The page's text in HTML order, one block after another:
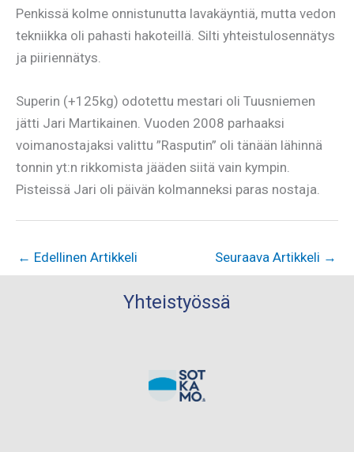
Penkissä kolme onnistunutta lavakäyntiä, mutta vedon
tekniikka oli pahasti hakoteillä. Silti yhteistulosennätys
ja piiriennätys.
Superin (+125kg) odotettu mestari oli Tuusniemen
jätti Jari Martikainen. Vuoden 2008 parhaaksi
voimanostajaksi valittu ”Rasputin” oli tänään lähinnä
tonnin yt:n rikkomista jääden siitä vain kympin.
Pisteissä Jari oli päivän kolmanneksi paras nostaja.
← Edellinen Artikkeli Seuraava Artikkeli →
Yhteistyössä